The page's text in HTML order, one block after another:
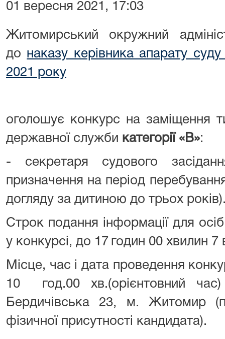
01 вересня 2021, 17:03
Житомирський окружний
до наказу керівника апарату
2021 року
оголошує конкурс на заміщення
державної служби категорії «В»:
- секретаря судового
призначення на період
догляду за дитиною до трьох
Строк подання інформації для
у конкурсі, до 17 годин 00 хвилин 7
Місце, час і дата проведення
10 год.00 хв.(орієнтовний
Бердичівська 23, м. Житомир
фізичної присутності кандидата).